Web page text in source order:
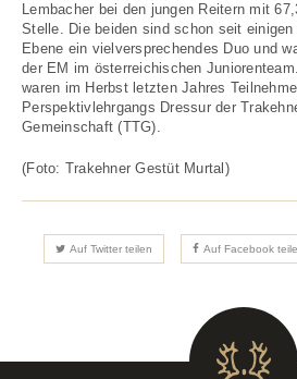
Lembacher bei den jungen Reitern mit
Stelle. Die beiden sind schon seit
Ebene ein vielversprechendes Duo und
der EM im österreichischen
waren im Herbst letzten Jahres
Perspektivlehrgangs Dressur der
Gemeinschaft (TTG).
(Foto: Trakehner Gestüt Murtal)
Auf Twitter teilen Auf Facebook